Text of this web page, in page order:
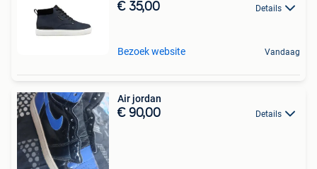
€ 35,00 Details
Bezoek website Vandaag
Air jordan
€ 90,00 Details